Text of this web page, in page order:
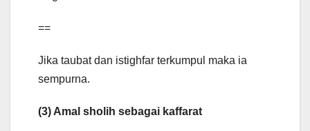
==
Jika taubat dan istighfar terkumpul maka ia
sempurna.
(3) Amal sholih sebagai kaffarat